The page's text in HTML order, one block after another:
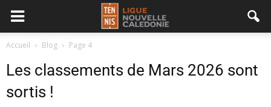
Accueil Blog Page 4
Les classements de Mars 2026 sont
sortis !